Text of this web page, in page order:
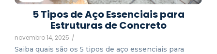
5 Tipos de Aço Essenciais para
Estruturas de Concreto
novembro 14, 2025 /
Saiba quais são os 5 tipos de aço essenciais para